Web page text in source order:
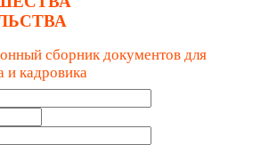
сборник документов для
и кадровика